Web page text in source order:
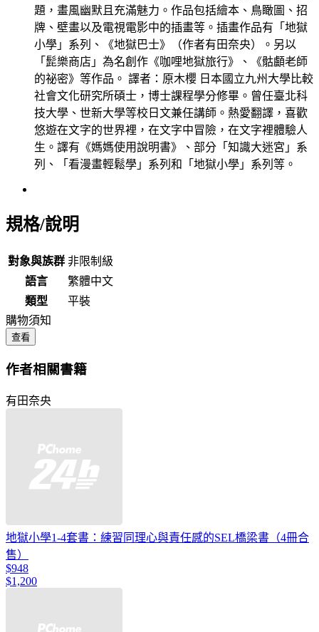
題，畫風幽默且充滿魅力。作品包括繪本、鳥瞰圖、招
牌、壁畫以及電視電影中的插畫等。插畫作品有「地獄
小學」系列、《地獄巴士》（作者有田奈央）。另以
「髭樂商店」為名創作《咖哩地獄旅行》、《骷顱老師
的祕密》等作品。 譯者：原木櫻 日本國立九州大學比較
社會文化研究所碩士，博士課程學分修畢。曾任臺北科
技大學、世新大學等校日文兼任講師。熱愛翻譯，喜歡
悠遊在文字的世界裡，在文字中冒險，在文字裡體驗人
生。譯有《媽媽使用說明書》、部分「知識大迷宮」系
列、「看漫畫輕鬆學」系列和「地獄小學」系列等。
規格/說明
對象與族群 非限制級
語言
繁體中文
類型
平裝
購物須知
查看
作者相關書籍
有田奈央
地獄小學1-4套書：練習同理心與責任感的SEL橋梁書（4冊合
售）
$948
$1,200